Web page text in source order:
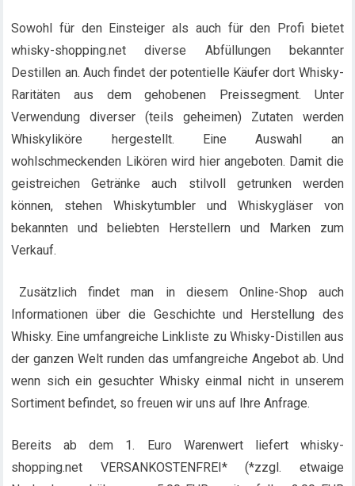
Sowohl für den Einsteiger als auch für den Profi bietet
whisky-shopping.net diverse Abfüllungen bekannter
Destillen an. Auch findet der potentielle Käufer dort Whisky-
Raritäten aus dem gehobenen Preissegment. Unter
Verwendung diverser (teils geheimen) Zutaten werden
Whiskyliköre hergestellt. Eine Auswahl an
wohlschmeckenden Likören wird hier angeboten. Damit die
geistreichen Getränke auch stilvoll getrunken werden
können, stehen Whiskytumbler und Whiskygläser von
bekannten und beliebten Herstellern und Marken zum
Verkauf.
Zusätzlich findet man in diesem Online-Shop auch
Informationen über die Geschichte und Herstellung des
Whisky. Eine umfangreiche Linkliste zu Whisky-Distillen aus
der ganzen Welt runden das umfangreiche Angebot ab. Und
wenn sich ein gesuchter Whisky einmal nicht in unserem
Sortiment befindet, so freuen wir uns auf Ihre Anfrage.
Bereits ab dem 1. Euro Warenwert liefert whisky-
shopping.net VERSANKOSTENFREI* (*zzgl. etwaige